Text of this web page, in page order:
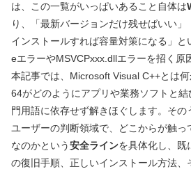
は、この一覧がいっぱいあること自体は
り、「最新バージョンだけ残せばいい
インストールすれば容量対策になる」
eエラーやMSVCPxxx.dllエラーを招く原
本記事では、Microsoft Visual C++とは
64がどのようにアプリや業務ソフトと
門用語に依存せず解きほぐします。そ
ユーザーの判断領域で、どこからが触っ
なのかという安全ラインを具体化し、既
の復旧手順、正しいインストール方法